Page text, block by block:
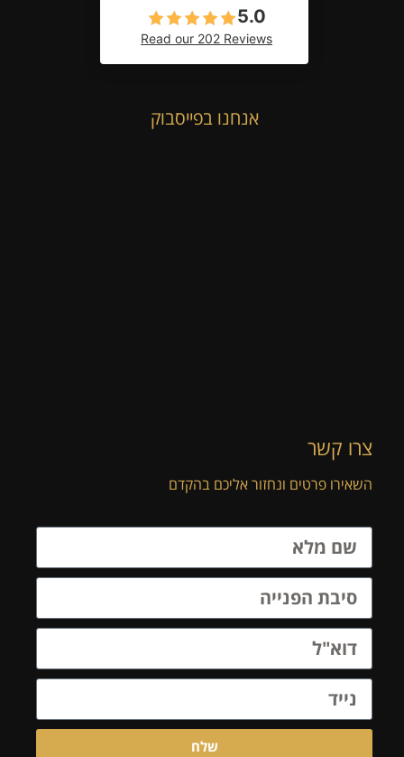
5.0
Read our 202 Reviews
אנחנו בפייסבוק
צרו קשר
השאירו פרטים ונחזור אליכם בהקדם
שלח